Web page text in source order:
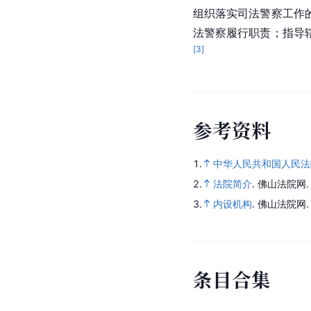
组织落实司法警察工作
法警察履行职责；指导
[3]
参考资料
1.
中华人民共和国人民
2.
法院简介. 佛山法院网.
3.
内设机构. 佛山法院网.
条目合集